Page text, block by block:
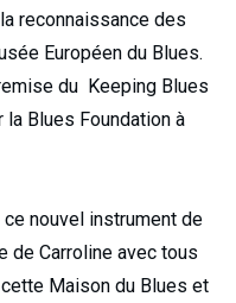
reconnaissance des
Européen du Blues.
du Keeping Blues
la Blues Foundation à
nouvel instrument de
de Carroline avec tous
Maison du Blues et